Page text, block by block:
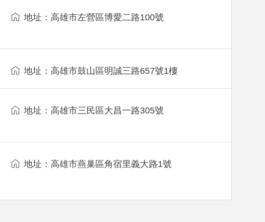
地址：高雄市左營區博愛二路100號
地址：高雄市鼓山區明誠三路657號1樓
地址：高雄市三民區大昌一路305號
地址：高雄市燕巢區角宿里義大路1號